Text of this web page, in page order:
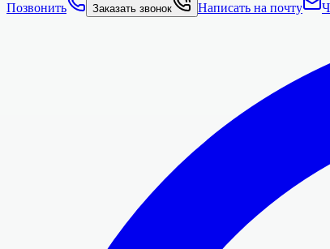
Позвонить Заказать звонок Написать на почту